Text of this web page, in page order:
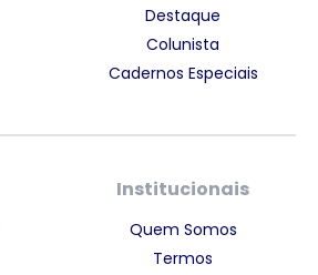
Destaque
Colunista
Cadernos Especiais
Institucionais
Quem Somos
Termos